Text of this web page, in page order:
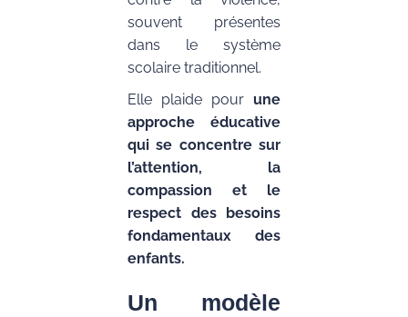
souvent présentes
dans le système
scolaire traditionnel.
Elle plaide pour une
approche éducative
qui se concentre sur
l’attention, la
compassion et le
respect des besoins
fondamentaux des
enfants.
Un modèle